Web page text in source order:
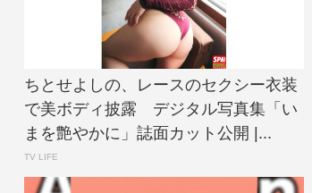
ちとせよしの、レースのセクシー衣装
で美ボディ披露 デジタル写真集「い
まを艶やかに」誌面カット公開 |...
TV LIFE